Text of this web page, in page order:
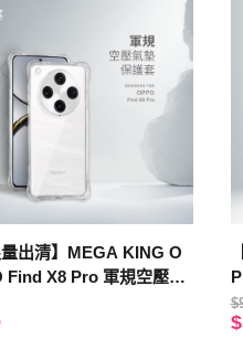
量出清】MEGA KING O
Find X8 Pro 軍規空壓保